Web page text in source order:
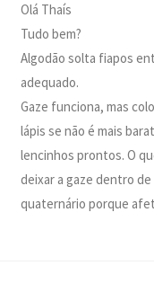
Olá Thaís
Tudo bem?
Algodão solta fiapos
adequado.
Gaze funciona, mas
lápis se não é mais
lencinhos prontos. O
deixar a gaze dentro
quaternário porque